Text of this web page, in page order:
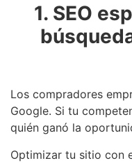
1. SEO
Los compradores
Google. Si tu
quién ganó la
Optimizar tu sitio con